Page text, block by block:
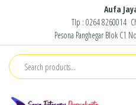
content
Aufa
Tlp : 0264 8260014
Pesona Panghegar Blok C1